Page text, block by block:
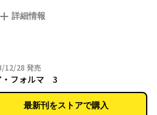
録に潜り、重大事件解決の糸口を
つエチカに釣り合う能力の人間はお
にしてばかり。
しい相棒・ハロルドは、ヒト型ロボ
詳細情報
12/28 2023年12月28日
発売
・フォルマ 3
最新刊をストアで購入